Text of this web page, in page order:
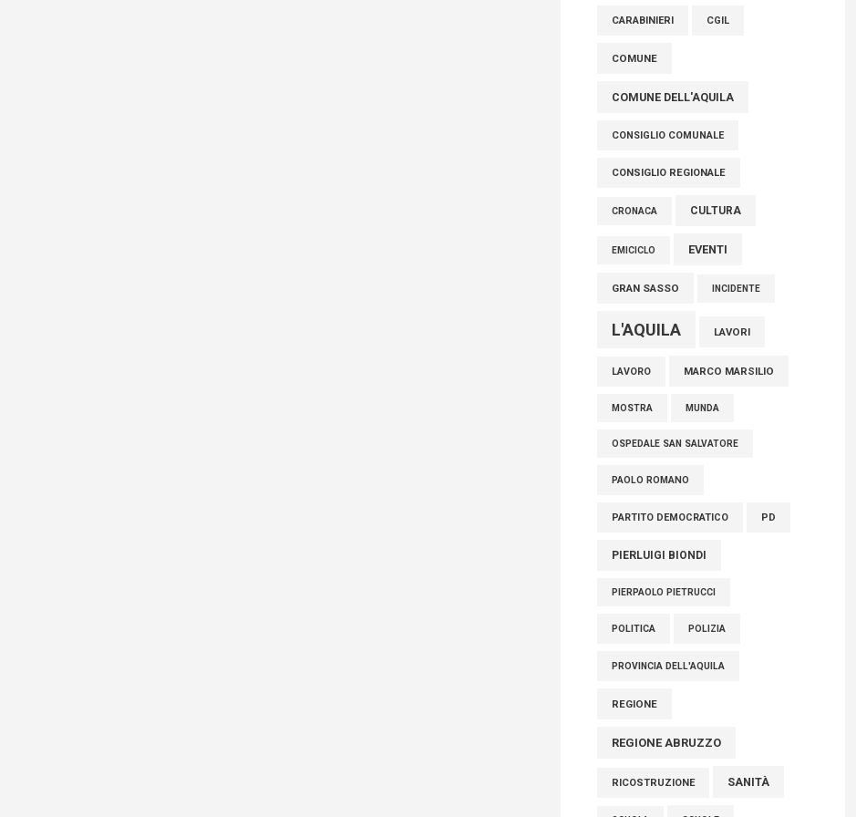
tra cui molti abruzzesi"
06 Agosto 2026
CARABINIERI CGIL
COMUNE
COMUNE DELL'AQUILA
CONSIGLIO COMUNALE
CONSIGLIO REGIONALE
CRONACA CULTURA
EMICICLO EVENTI
GRAN SASSO INCIDENTE
L'AQUILA LAVORI
LAVORO MARCO MARSILIO
MOSTRA MUNDA
OSPEDALE SAN SALVATORE
PAOLO ROMANO
PARTITO DEMOCRATICO PD
PIERLUIGI BIONDI
PIERPAOLO PIETRUCCI
POLITICA POLIZIA
PROVINCIA DELL'AQUILA
REGIONE
REGIONE ABRUZZO
RICOSTRUZIONE SANITÀ